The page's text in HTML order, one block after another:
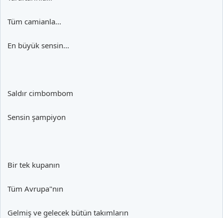
Tüm camianla...
En büyük sensin...
Saldır cimbombom
Sensin şampiyon
Bir tek kupanın
Tüm Avrupa"nın
Gelmiş ve gelecek bütün takımların